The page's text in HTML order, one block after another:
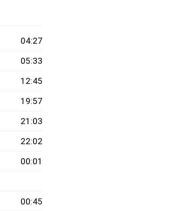
04:27
05:33
12:45
19:57
21:03
22:02
00:01
00:45